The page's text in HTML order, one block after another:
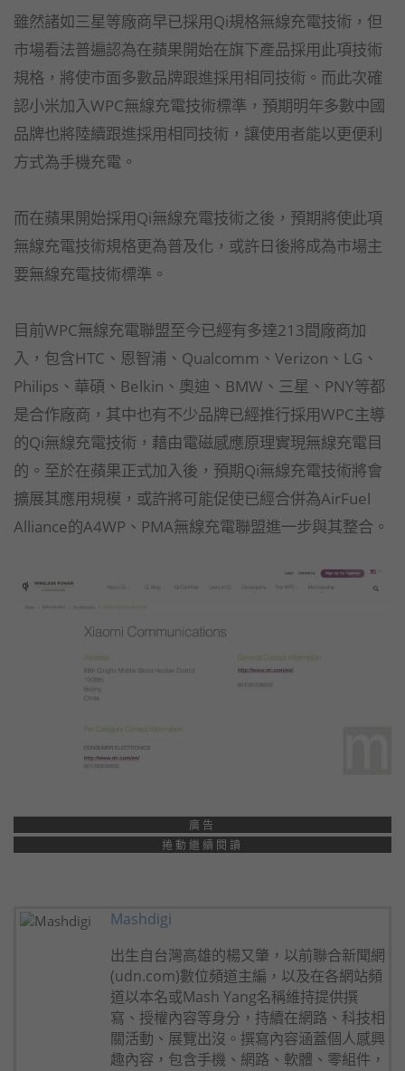
雖然諸如三星等廠商早已採用Qi規格無線充電技術，但
市場看法普遍認為在蘋果開始在旗下產品採用此項技術
規格，將使市面多數品牌跟進採用相同技術。而此次確
認小米加入WPC無線充電技術標準，預期明年多數中國
品牌也將陸續跟進採用相同技術，讓使用者能以更便利
方式為手機充電。
而在蘋果開始採用Qi無線充電技術之後，預期將使此項
無線充電技術規格更為普及化，或許日後將成為市場主
要無線充電技術標準。
目前WPC無線充電聯盟至今已經有多達213間廠商加
入，包含HTC、恩智浦、Qualcomm、Verizon、LG、
Philips、華碩、Belkin、奧迪、BMW、三星、PNY等都
是合作廠商，其中也有不少品牌已經推行採用WPC主導
的Qi無線充電技術，藉由電磁感應原理實現無線充電目
的。至於在蘋果正式加入後，預期Qi無線充電技術將會
擴展其應用規模，或許將可能促使已經合併為AirFuel
Alliance的A4WP、PMA無線充電聯盟進一步與其整合。
廣告
捲動繼續閱讀
Mashdigi
出生自台灣高雄的楊又肇，以前聯合新聞網
(udn.com)數位頻道主編，以及在各網站頻
道以本名或Mash Yang名稱維持提供撰
寫、授權內容等身分，持續在網路、科技相
關活動、展覽出沒。撰寫內容涵蓋個人感興
趣內容，包含手機、網路、軟體、零組件，